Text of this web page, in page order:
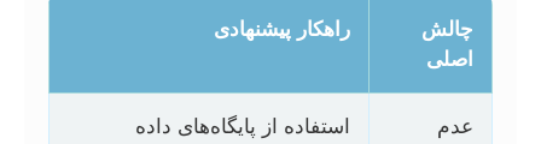
چالش
اصلی
راهکار پیشنهادی
عدم
استفاده از پایگاه‌های داده